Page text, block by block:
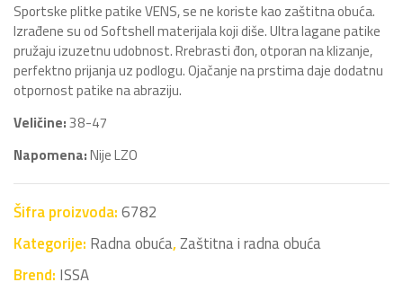
Sportske plitke patike VENS, se ne koriste kao zaštitna obuća.
Izrađene su od Softshell materijala koji diše. Ultra lagane patike
pružaju izuzetnu udobnost. Rrebrasti đon, otporan na klizanje,
perfektno prijanja uz podlogu. Ojačanje na prstima daje dodatnu
otpornost patike na abraziju.
Veličine:38-47
Napomena:Nije LZO
Šifra proizvoda:6782
Kategorije: Radna obuća,Zaštitna i radna obuća
Brend: ISSA